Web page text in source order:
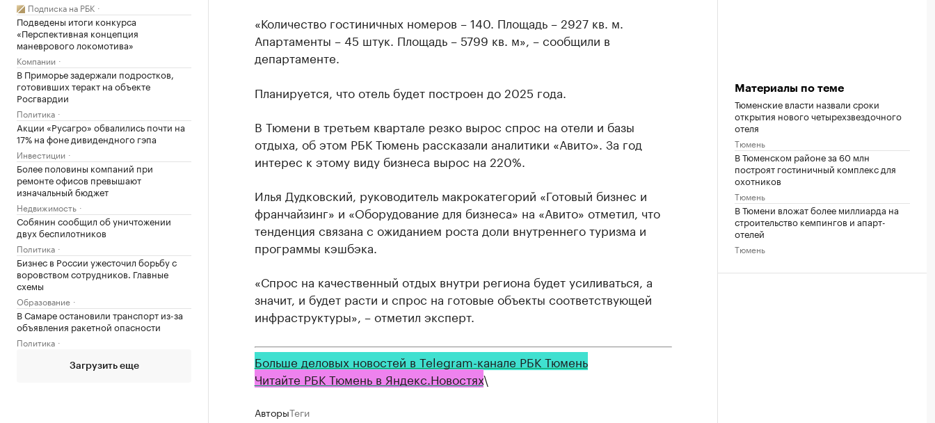
Подписка на РБК
Подведены итоги конкурса
«Перспективная концепция
маневрового локомотива»
Компании
В Приморье задержали подростков,
готовивших теракт на объекте
Росгвардии
Политика
Акции «Русагро» обвалились почти на
17% на фоне дивидендного гэпа
Инвестиции
Более половины компаний при
ремонте офисов превышают
изначальный бюджет
Недвижимость
Собянин сообщил об уничтожении
двух беспилотников
Политика
Бизнес в России ужесточил борьбу с
воровством сотрудников. Главные
схемы
Образование
В Самаре остановили транспорт из-за
объявления ракетной опасности
Политика
Загрузить еще
«Количество гостиничных номеров – 140. Площадь – 2927 кв. м.
Апартаменты – 45 штук. Площадь – 5799 кв. м», – сообщили в
департаменте.
Планируется, что отель будет построен до 2025 года.
В Тюмени в третьем квартале резко вырос спрос на отели и базы
отдыха, об этом РБК Тюмень рассказали аналитики «Авито». За год
интерес к этому виду бизнеса вырос на 220%.
Илья Дудковский, руководитель макрокатегорий «Готовый бизнес и
франчайзинг» и «Оборудование для бизнеса» на «Авито» отметил, что
тенденция связана с ожиданием роста доли внутреннего туризма и
программы кэшбэка.
«Спрос на качественный отдых внутри региона будет усиливаться, а
значит, и будет расти и спрос на готовые объекты соответствующей
инфраструктуры», – отметил эксперт.
Больше деловых новостей в Telegram-канале РБК Тюмень
Читайте РБК Тюмень в Яндекс.Новостях\
АвторыТеги
Материалы по теме
Тюменские власти назвали сроки
открытия нового четырехзвездочного
отеля
Тюмень
В Тюменском районе за 60 млн
построят гостиничный комплекс для
охотников
Тюмень
В Тюмени вложат более миллиарда на
строительство кемпингов и апарт-
отелей
Тюмень